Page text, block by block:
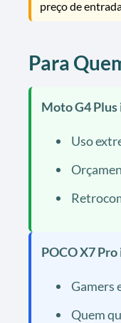
preço de
Para
Moto G4 Plus
Uso
POCO X7
Gamers
Quem